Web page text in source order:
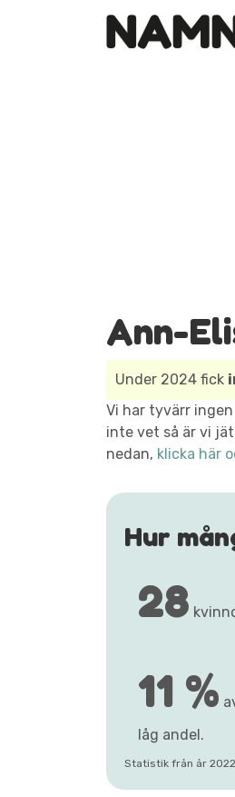
Ann-
Under 2024 fick
Vi har tyvärr
inte vet så är vi
nedan, klicka här
Hur
28
11 %
låg andel.
Statistik från år 2022